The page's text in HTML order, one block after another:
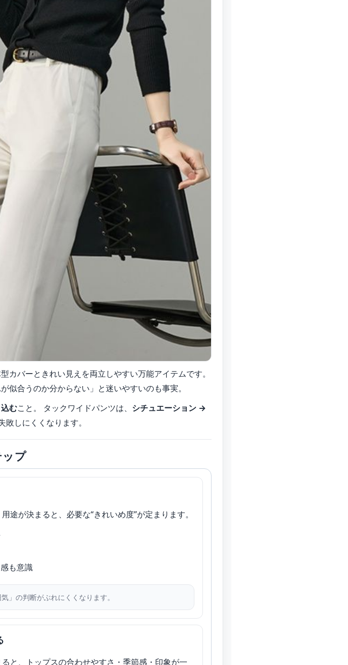
カバーときれい見えを両立しやすい万能アイテムです。
似合うのか分からない」と迷いやすいのも事実。
むこと。 タックワイドパンツは、 シチュエーション →
敗しにくくなります。
プ
途が決まると、必要な“きれいめ度”が定まります。
も意識
」の判断がぶれにくくなります。
と、トップスの合わせやすさ・季節感・印象が一